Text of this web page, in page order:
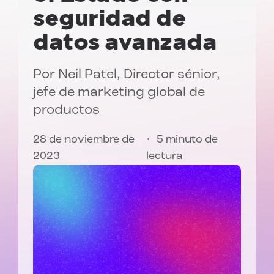
seguridad de
datos avanzada
Por Neil Patel, Director sénior,
jefe de marketing global de
productos
28 de noviembre de
2023
5 minuto de
lectura